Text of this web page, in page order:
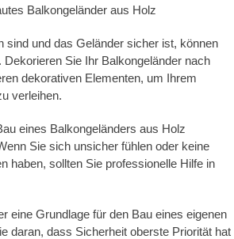
Balkongeländer aus Holz
sind und das Geländer sicher ist, können
Sie Ihr Balkongeländer nach
dekorativen Elementen, um Ihrem
verleihen.
eines Balkongeländers aus Holz
Sie sich unsicher fühlen oder keine
haben, sollten Sie professionelle Hilfe in
eine Grundlage für den Bau eines eigenen
daran, dass Sicherheit oberste Priorität hat